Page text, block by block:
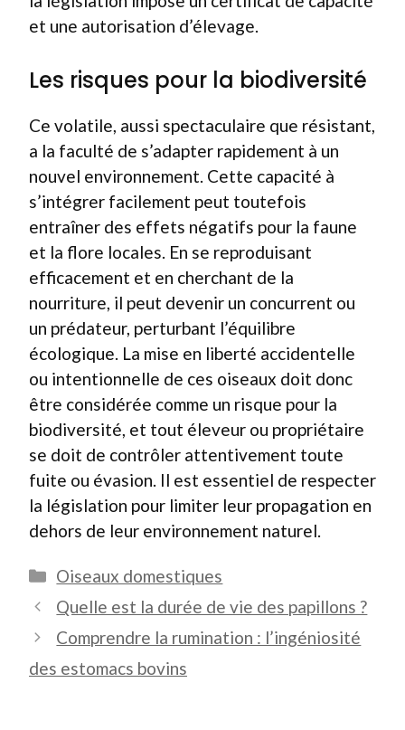
et une autorisation d’élevage.
Les risques pour la biodiversité
Ce volatile, aussi spectaculaire que résistant,
a la faculté de s’adapter rapidement à un
nouvel environnement. Cette capacité à
s’intégrer facilement peut toutefois
entraîner des effets négatifs pour la faune
et la flore locales. En se reproduisant
efficacement et en cherchant de la
nourriture, il peut devenir un concurrent ou
un prédateur, perturbant l’équilibre
écologique. La mise en liberté accidentelle
ou intentionnelle de ces oiseaux doit donc
être considérée comme un risque pour la
biodiversité, et tout éleveur ou propriétaire
se doit de contrôler attentivement toute
fuite ou évasion. Il est essentiel de respecter
la législation pour limiter leur propagation en
dehors de leur environnement naturel.
Catégories
Oiseaux domestiques
Quelle est la durée de vie des papillons ?
Comprendre la rumination : l’ingéniosité
des estomacs bovins